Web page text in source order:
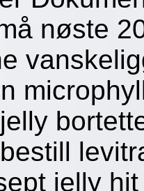
nøste
jelly